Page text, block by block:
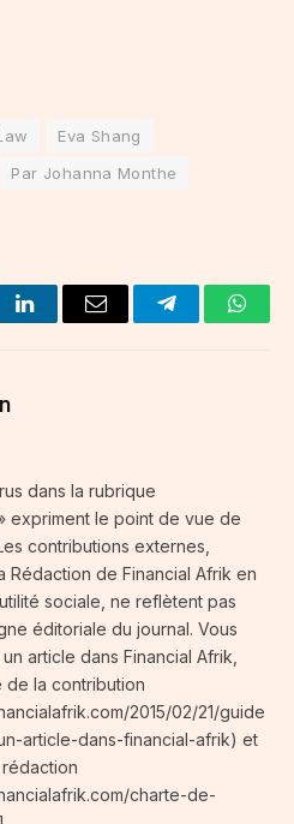
Eva Shang
Par Johanna Monthe
LinkedInEmail Telegram
dans la rubrique
expriment le point de vue de
contributions externes,
Rédaction de Financial Afrik en
sociale, ne reflètent pas
éditoriale du journal. Vous
article dans Financial Afrik,
de la contribution
2015/02/21/guide
article-dans-financial-afrik) et
charte-de-